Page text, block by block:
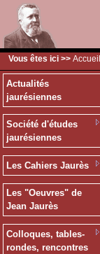
Vous êtes ici >> Accueil
Actualités
jaurésiennes
Société d'études
jaurésiennes
Les Cahiers Jaurès
Les "Oeuvres" de
Jean Jaurès
Colloques, tables-
rondes, rencontres